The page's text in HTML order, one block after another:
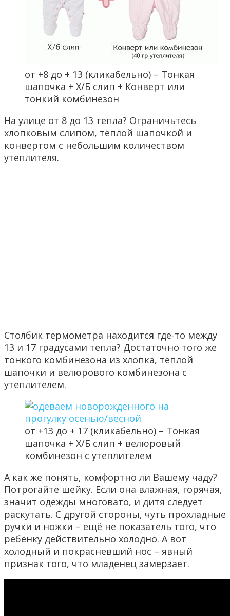
от +8 до + 13 (кликабельно) – Тонкая
шапочка + Х/Б слип + Конверт или
тонкий комбинезон
На улице от 8 до 13 тепла? Ограничьтесь
хлопковым слипом, тёплой шапочкой и
конвертом с небольшим количеством
утеплителя.
Столбик термометра находится где-то между
13 и 17 градусами тепла? Достаточно того же
тонкого комбинезона из хлопка, тёплой
шапочки и велюрового комбинезона с
утеплителем.
от +13 до + 17 (кликабельно) – Тонкая
шапочка + Х/Б слип + велюровый
комбинезон с утеплителем
А как же понять, комфортно ли Вашему чаду?
Потрогайте шейку. Если она влажная, горячая,
значит одежды многовато, и дитя следует
раскутать. С другой стороны, чуть прохладные
ручки и ножки – ещё не показатель того, что
ребёнку действительно холодно. А вот
холодный и покрасневший нос – явный
признак того, что младенец замерзает.